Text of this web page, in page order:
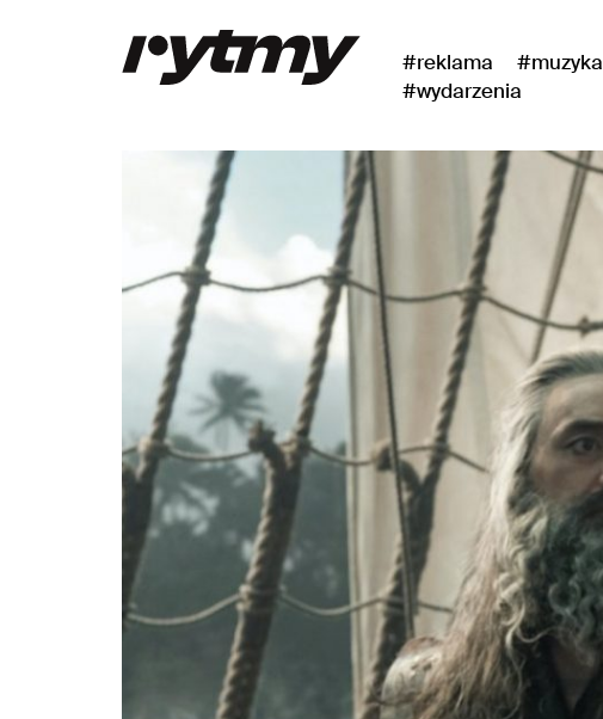
#reklama #muzyka
#wydarzenia